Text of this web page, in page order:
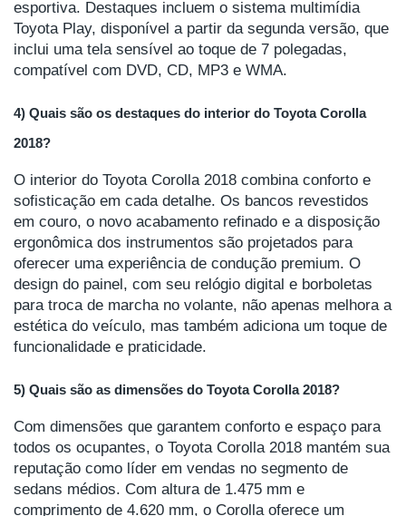
esportiva. Destaques incluem o sistema multimídia
Toyota Play, disponível a partir da segunda versão, que
inclui uma tela sensível ao toque de 7 polegadas,
compatível com DVD, CD, MP3 e WMA.
4) Quais são os destaques do interior do Toyota Corolla
2018?
O interior do Toyota Corolla 2018 combina conforto e
sofisticação em cada detalhe. Os bancos revestidos
em couro, o novo acabamento refinado e a disposição
ergonômica dos instrumentos são projetados para
oferecer uma experiência de condução premium. O
design do painel, com seu relógio digital e borboletas
para troca de marcha no volante, não apenas melhora a
estética do veículo, mas também adiciona um toque de
funcionalidade e praticidade.
5) Quais são as dimensões do Toyota Corolla 2018?
Com dimensões que garantem conforto e espaço para
todos os ocupantes, o Toyota Corolla 2018 mantém sua
reputação como líder em vendas no segmento de
sedans médios. Com altura de 1.475 mm e
comprimento de 4.620 mm, o Corolla oferece um